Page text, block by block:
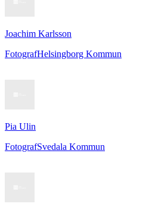
Joachim Karlsson
FotografHelsingborg Kommun
Pia Ulin
FotografSvedala Kommun